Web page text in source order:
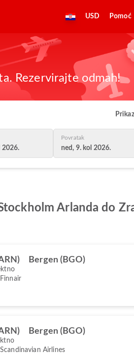
USD Pomoć
Rezervirajte odmah!
2026.
Povratak
ned, 9. kol 2026.
Arlanda do
Bergen (BGO)
Finnair
Bergen (BGO)
Scandinavian Airlines